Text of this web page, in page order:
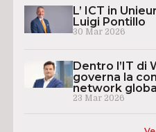
L’ ICT in
Luigi Pontillo
30 Mar 2026
Dentro l’IT di
governa la
network
23 Mar 2026